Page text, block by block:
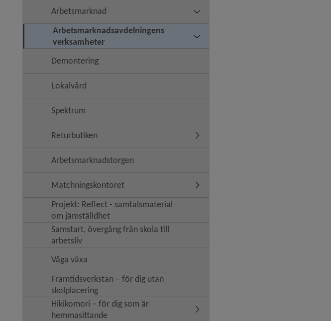
Arbetsmarknad Undermeny för Arbetsmarknad
Arbetsmarknadsavdelningens
verksamheter
Undermeny för Arbetsmarknadsavdelningens
Demontering
Lokalvård
Spektrum
Returbutiken Undermeny för Returbutiken
Arbetsmarknadstorgen
Matchningskontoret Undermeny för Matchningskontoret
Projekt: Reflect - samtalsmaterial
om jämställdhet
Samstart, övergång från skola till
arbetsliv
Våga växa
Framtidsverkstan – för dig utan
skolplacering
Hikikomori – för dig som är
hemmasittande
Undermeny för Hikikomori – för dig som är